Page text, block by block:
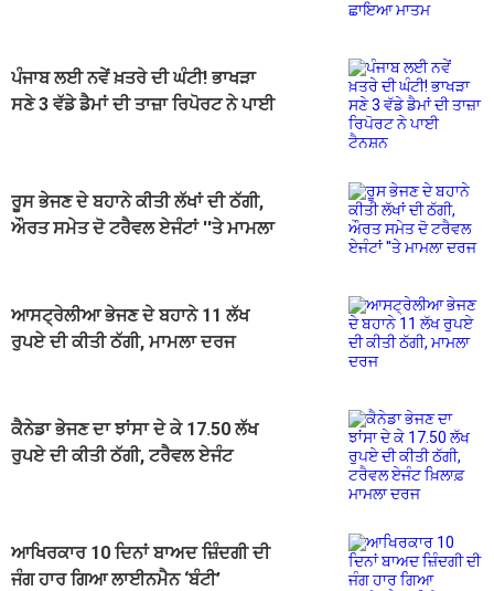
ਪੰਜਾਬ ਲਈ ਨਵੇਂ ਖ਼ਤਰੇ ਦੀ ਘੰਟੀ! ਭਾਖੜਾ
ਸਣੇ 3 ਵੱਡੇ ਡੈਮਾਂ ਦੀ ਤਾਜ਼ਾ ਰਿਪੋਰਟ ਨੇ ਪਾਈ
ਰੂਸ ਭੇਜਣ ਦੇ ਬਹਾਨੇ ਕੀਤੀ ਲੱਖਾਂ ਦੀ ਠੱਗੀ,
ਔਰਤ ਸਮੇਤ ਦੋ ਟਰੈਵਲ ਏਜੰਟਾਂ ''ਤੇ ਮਾਮਲਾ
ਆਸਟ੍ਰੇਲੀਆ ਭੇਜਣ ਦੇ ਬਹਾਨੇ 11 ਲੱਖ
ਰੁਪਏ ਦੀ ਕੀਤੀ ਠੱਗੀ, ਮਾਮਲਾ ਦਰਜ
ਕੈਨੇਡਾ ਭੇਜਣ ਦਾ ਝਾਂਸਾ ਦੇ ਕੇ 17.50 ਲੱਖ
ਰੁਪਏ ਦੀ ਕੀਤੀ ਠੱਗੀ, ਟਰੈਵਲ ਏਜੰਟ
ਆਖਿਰਕਾਰ 10 ਦਿਨਾਂ ਬਾਅਦ ਜ਼ਿੰਦਗੀ ਦੀ
ਜੰਗ ਹਾਰ ਗਿਆ ਲਾਈਨਮੈਨ ‘ਬੰਟੀ’